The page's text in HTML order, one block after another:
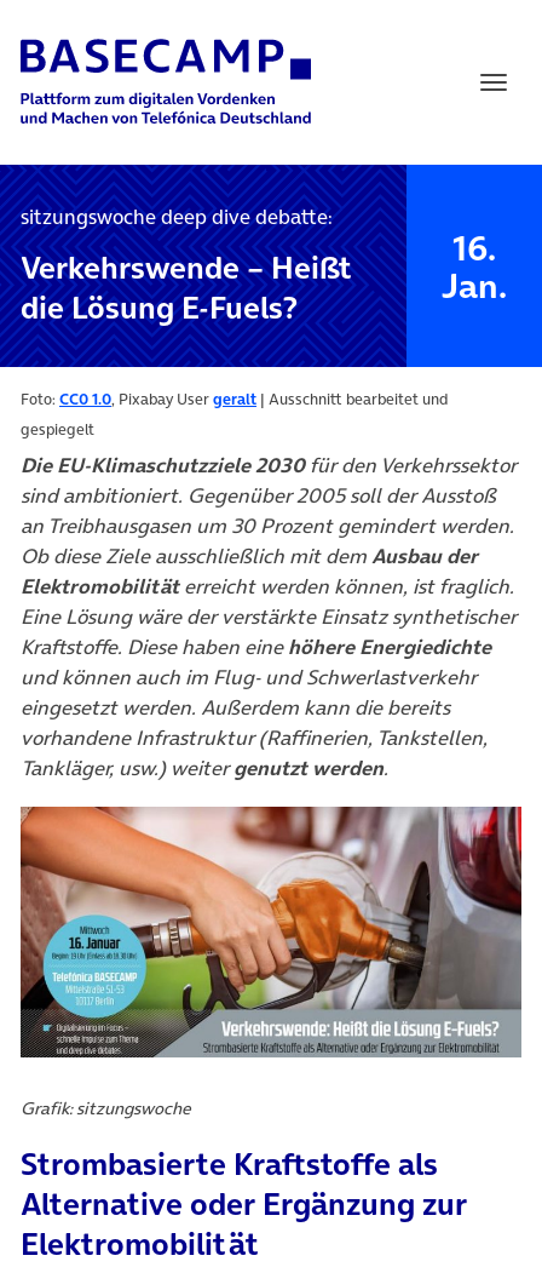
Main Navigation
sitzungswoche deep dive debatte:
Verkehrswende – Heißt
die Lösung E-Fuels?
16.
Jan.
Foto: CC0 1.0, Pixabay Usergeralt | Ausschnitt bearbeitet und
gespiegelt
Die EU-Klimaschutzziele 2030für den Verkehrssektor
sind ambitioniert. Gegenüber 2005 soll der Ausstoß
an Treibhausgasen um 30 Prozent gemindert werden.
Ob diese Ziele ausschließlich mit demAusbau der
Elektromobilitäterreicht werden können, ist fraglich.
Eine Lösung wäre der verstärkte Einsatz synthetischer
Kraftstoffe. Diese haben einehöhere Energiedichte
und können auch im Flug- und Schwerlastverkehr
eingesetzt werden. Außerdem kann die bereits
vorhandene Infrastruktur (Raffinerien, Tankstellen,
Tankläger, usw.) weitergenutzt werden.
Grafik: sitzungswoche
Strombasierte Kraftstoffe als
Alternative oder Ergänzung zur
Elektromobilität